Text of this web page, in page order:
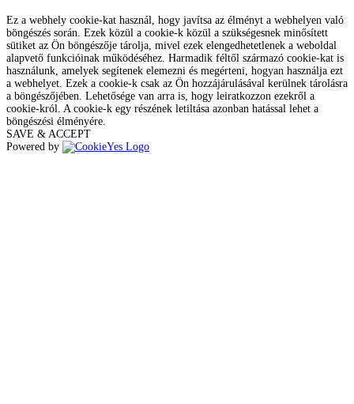
Ez a webhely cookie-kat használ, hogy javítsa az élményt a webhelyen való
böngészés során. Ezek közül a cookie-k közül a szükségesnek minősített
sütiket az Ön böngészője tárolja, mivel ezek elengedhetetlenek a weboldal
alapvető funkcióinak működéséhez. Harmadik féltől származó cookie-kat is
használunk, amelyek segítenek elemezni és megérteni, hogyan használja ezt
a webhelyet. Ezek a cookie-k csak az Ön hozzájárulásával kerülnek tárolásra
a böngészőjében. Lehetősége van arra is, hogy leiratkozzon ezekről a
cookie-król. A cookie-k egy részének letiltása azonban hatással lehet a
böngészési élményére.
SAVE & ACCEPT
Powered by